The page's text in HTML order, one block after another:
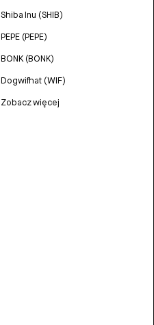
Shiba Inu (SHIB)
PEPE (PEPE)
BONK (BONK)
Dogwifhat (WIF)
Zobacz więcej